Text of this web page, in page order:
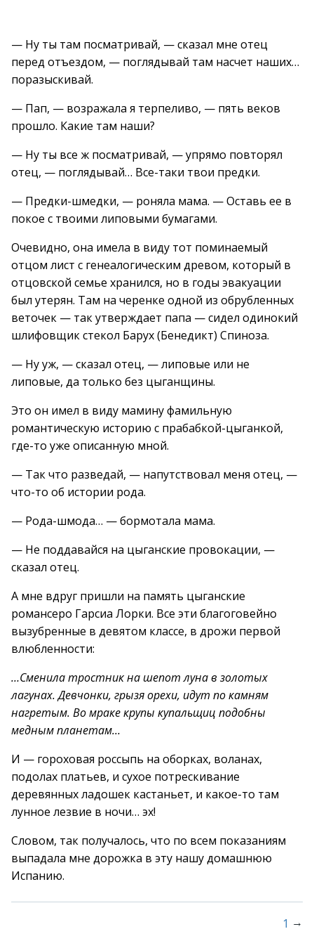
— Ну ты там посматривай, — сказал мне отец
перед отъездом, — поглядывай там насчет наших…
поразыскивай.
— Пап, — возражала я терпеливо, — пять веков
прошло. Какие там наши?
— Ну ты все ж посматривай, — упрямо повторял
отец, — поглядывай… Все-таки твои предки.
— Предки-шмедки, — роняла мама. — Оставь ее в
покое с твоими липовыми бумагами.
Очевидно, она имела в виду тот поминаемый
отцом лист с генеалогическим древом, который в
отцовской семье хранился, но в годы эвакуации
был утерян. Там на черенке одной из обрубленных
веточек — так утверждает папа — сидел одинокий
шлифовщик стекол Барух (Бенедикт) Спиноза.
— Ну уж, — сказал отец, — липовые или не
липовые, да только без цыганщины.
Это он имел в виду мамину фамильную
романтическую историю с прабабкой-цыганкой,
где-то уже описанную мной.
— Так что разведай, — напутствовал меня отец, —
что-то об истории рода.
— Рода-шмода… — бормотала мама.
— Не поддавайся на цыганские провокации, —
сказал отец.
А мне вдруг пришли на память цыганские
романсеро Гарсиа Лорки. Все эти благоговейно
вызубренные в девятом классе, в дрожи первой
влюбленности:
…Сменила тростник на шепот луна в золотых
лагунах. Девчонки, грызя орехи, идут по камням
нагретым. Во мраке крупы купальщиц подобны
медным планетам…
И — гороховая россыпь на оборках, воланах,
подолах платьев, и сухое потрескивание
деревянных ладошек кастаньет, и какое-то там
лунное лезвие в ночи… эх!
Словом, так получалось, что по всем показаниям
выпадала мне дорожка в эту нашу домашнюю
Испанию.
1 →